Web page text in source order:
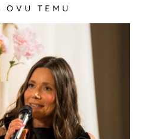
OVU TEMU